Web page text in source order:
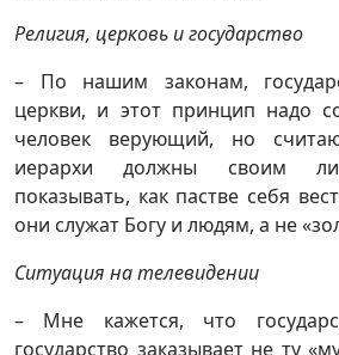
Религия, церковь и государство
– По нашим законам,
церкви, и этот принцип надо
человек верующий, но
иерархи должны своим
показывать, как пастве себя
они служат Богу и людям, а не
Ситуация на телевидении
– Мне кажется, что
государство заказывает не ту